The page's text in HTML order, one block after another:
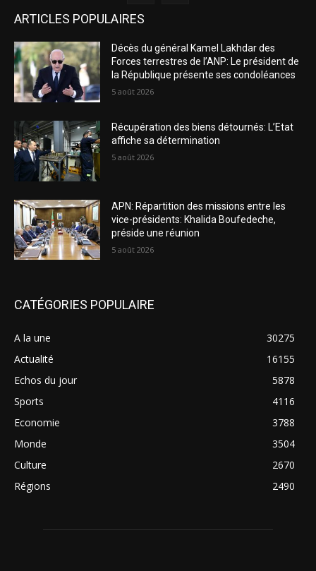
ARTICLES POPULAIRES
Décès du général Kamel Lakhdar des
Forces terrestres de l’ANP: Le président de
la République présente ses condoléances
5 août 2026
Récupération des biens détournés: L’Etat
affiche sa détermination
5 août 2026
APN: Répartition des missions entre les
vice-présidents: Khalida Boufedeche,
préside une réunion
5 août 2026
CATÉGORIES POPULAIRE
A la une
30275
Actualité
16155
Echos du jour
5878
Sports
4116
Economie
3788
Monde
3504
Culture
2670
Régions
2490